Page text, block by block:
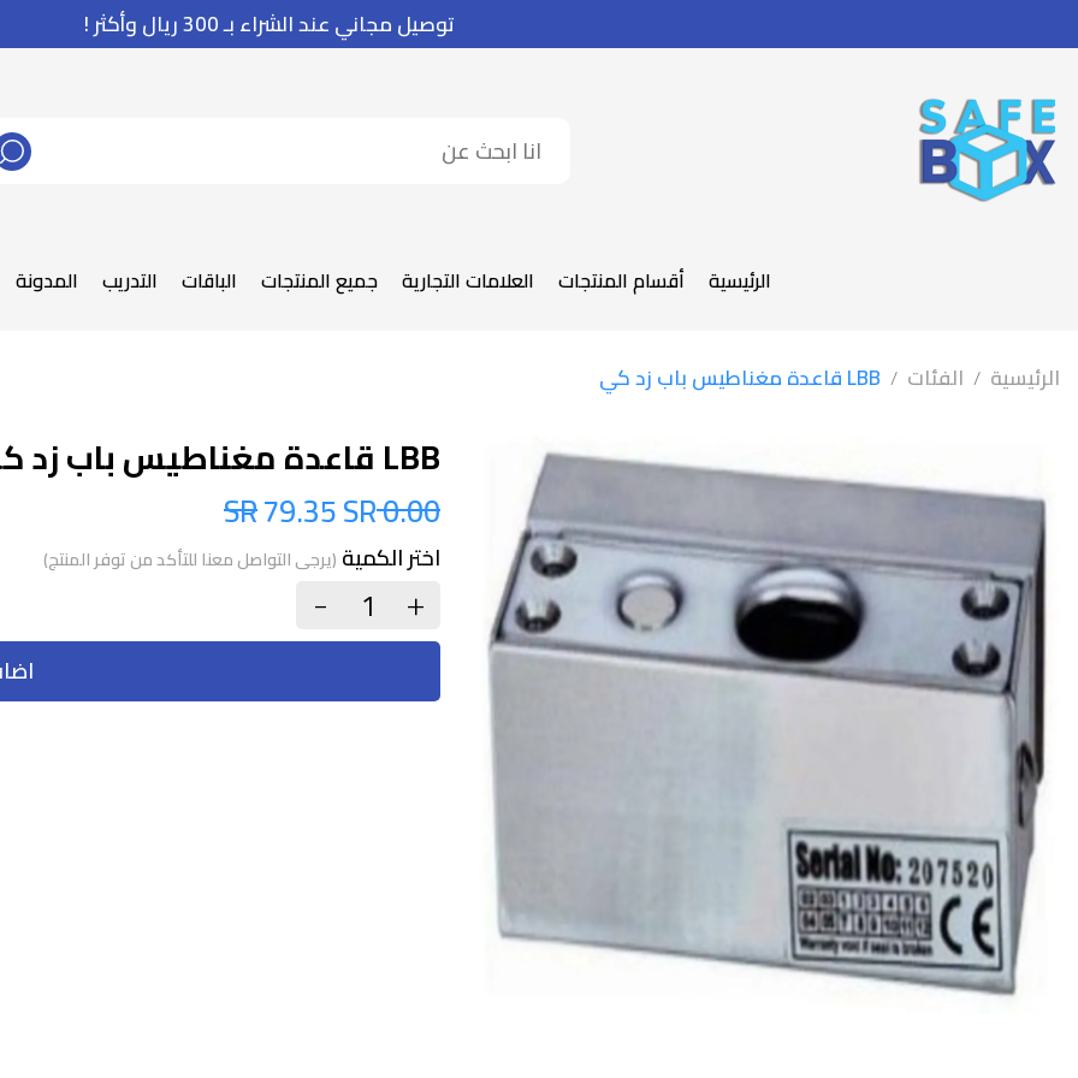
توصيل مجاني عند الشراء بـ 300 ريال وأكثر !
الرئيسية أقسام المنتجات العلامات التجارية جميع المنتجات الباقات التدريب المدونة
الرئيسية / الفئات / LBB قاعدة مغناطيس باب زد كي
LBB قاعدة مغناطيس باب زد كي
0.00 SR
79.35 SR
اختر الكمية (يرجى التواصل معنا للتأكد من توفر المنتج)
+
-